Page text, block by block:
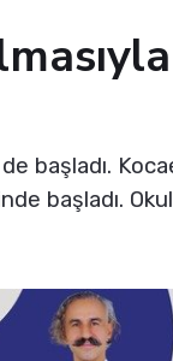
başladı.
başladı.